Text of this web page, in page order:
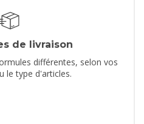
de livraison
différentes, selon vos
le type d'articles.